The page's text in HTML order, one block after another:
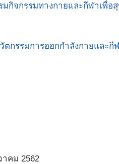
มกิจกรรมทางกายและกีฬาเพื่อ
ตกรรมการออกกำลังกายและกี
าคม 2562